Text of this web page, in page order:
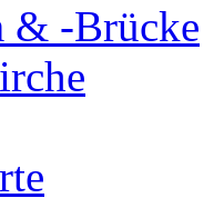
& -Brücke